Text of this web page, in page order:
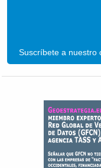
Suscríbete a nuestro